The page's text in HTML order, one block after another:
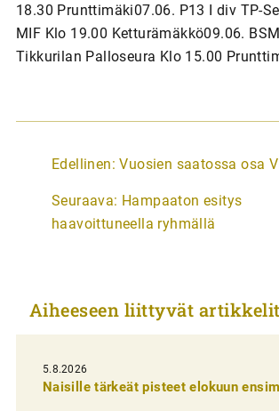
18.30 Prunttimäki07.06. P13 I div TP-
MIF Klo 19.00 Ketturämäkkö09.06.
Tikkurilan Palloseura Klo 15.00
A
t
i
e
i
e
Edellinen: Vuosien saatossa osa
Seuraava: Hampaaton esitys
haavoittuneella ryhmällä
Aiheeseen liittyvät artikkelit
5.8.2026
Naisille tärkeät pisteet elokuun